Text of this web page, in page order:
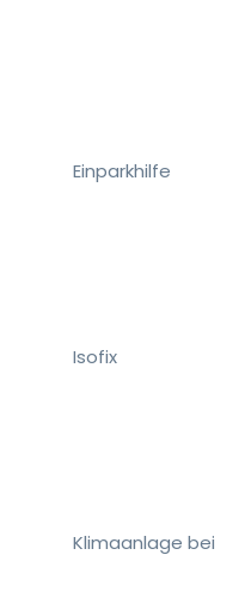
Einparkhilfe
Isofix
Klimaanlage bei